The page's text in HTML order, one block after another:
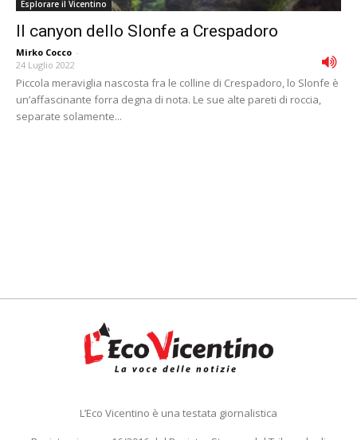
Esplorare il Vicentino
Il canyon dello Slonfe a Crespadoro
Mirko Cocco -
24 Luglio 2022
Piccola meraviglia nascosta fra le colline di Crespadoro, lo Slonfe è
un’affascinante forra degna di nota. Le sue alte pareti di roccia,
separate solamente...
L’Eco Vicentino è una testata giornalistica